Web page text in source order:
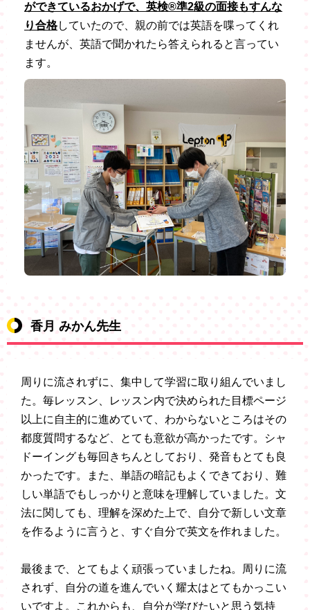
ができているおかげで、英検®準2級の面接もすんな
り合格していたので、親の前では英語を喋ってくれ
ませんが、英語で聞かれたら答えられると言ってい
ます。
香月 みかん先生
周りに流されずに、集中して学習に取り組んでいまし
た。毎レッスン、レッスン内で決められた目標ページ
以上に自主的に進めていて、わからないところはその
都度質問するなど、とても意欲が高かったです。シャ
ドーイングも毎回きちんとしており、発音もとても良
かったです。また、単語の暗記もよくできており、難
しい単語でもしっかりと意味を理解していました。文
法に関しても、理解を深めた上で、自分で新しい文章
を作るように言うと、すぐ自分で英文を作れました。
最後まで、とてもよく頑張っていましたね。周りに流
されず、自分の道を進んでいく耀太はとてもかっこい
いですよ。これからも、自分が学びたいと思う気持